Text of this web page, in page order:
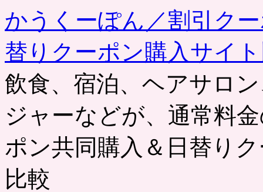
かうくーぽん／割引ク
替りクーポン購入サイ
飲食、宿泊、ヘアサロ
ジャーなどが、通常料
ポン共同購入＆日替り
比較